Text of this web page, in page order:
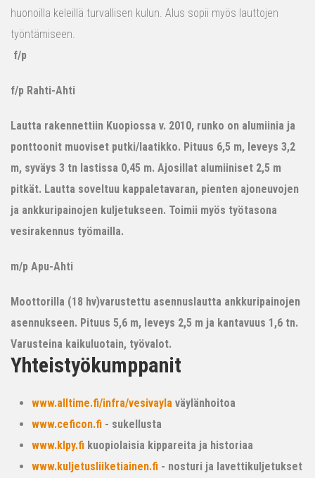
huonoilla keleillä turvallisen kulun. Alus sopii myös lauttojen
työntämiseen.
f/p
f/p Rahti-Ahti
Lautta rakennettiin Kuopiossa v. 2010, runko on alumiinia ja
ponttoonit muoviset putki/laatikko. Pituus 6,5 m, leveys 3,2
m, syväys 3 tn lastissa 0,45 m. Ajosillat alumiiniset 2,5 m
pitkät. Lautta soveltuu kappaletavaran, pienten ajoneuvojen
ja ankkuripainojen kuljetukseen. Toimii myös työtasona
vesirakennus työmailla.
m/p Apu-Ahti
Moottorilla (18 hv)varustettu asennuslautta ankkuripainojen
asennukseen. Pituus 5,6 m, leveys 2,5 m ja kantavuus 1,6 tn.
Varusteina kaikuluotain, työvalot.
Yhteistyökumppanit
www.alltime.fi/infra/vesivayla väylänhoitoa
www.ceficon.fi - sukellusta
www.klpy.fi kuopiolaisia kippareita ja historiaa
www.kuljetusliiketiainen.fi - nosturi ja lavettikuljetukset